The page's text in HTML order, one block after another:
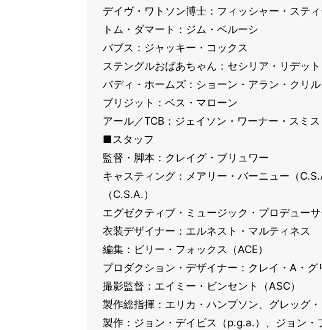
デイヴ・ワトソン博士：フィッシャー・ステ
トム・ダマート：ジム・ベルーシ
バブス：ジャッキー・コックス
ステングルおばあちゃん：セシリア・リデット
バディ・ホームズ：ショーン・アラン・クリル
ブリジット：ベス・マローン
アール／TCB：ジェイソン・ワーナー・スミス
■スタッフ
監督・脚本：クレイグ・ブリュワー
キャスティング：メアリー・バーニュー（
（C.S.A.）
エグゼクティブ・ミュージック・プロデュー
衣装デザイナー：エルネスト・マルティネス
編集：ビリー・フォックス（ACE）
プロダクション・デザイナー：クレイ・A・グ
撮影監督：エイミー・ビンセント（ASC）
製作総指揮：エリカ・ハンプソン、グレッグ
製作：ジョン・デイビス（p.g.a.）、ジョン